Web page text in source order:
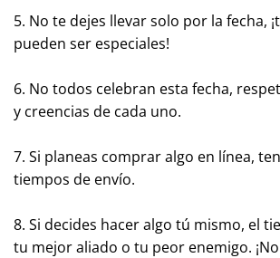
5. No te dejes llevar solo por la fecha,
pueden ser especiales!
6. No todos celebran esta fecha,
y creencias de cada uno.
7. Si planeas comprar algo en línea,
tiempos de envío.
8. Si decides hacer algo tú mismo, el
tu mejor aliado o tu peor enemigo.